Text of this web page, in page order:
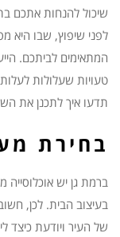
שיכול להנחות אתכם
לפני שיפוץ, שבו היא
המתאימים לביתכם.
טעויות שעלולות
תדעו איך לתכנן את
בחירת
ברמת גן יש אוכלוסייה
בעיצוב הבית. לכן,
של העיר ויודעת כיצד